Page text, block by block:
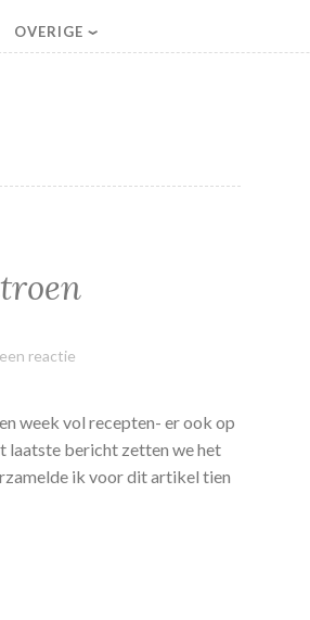
OVERIGE
reactie
week vol recepten- er ook op
laatste bericht zetten we het
ik voor dit artikel tien